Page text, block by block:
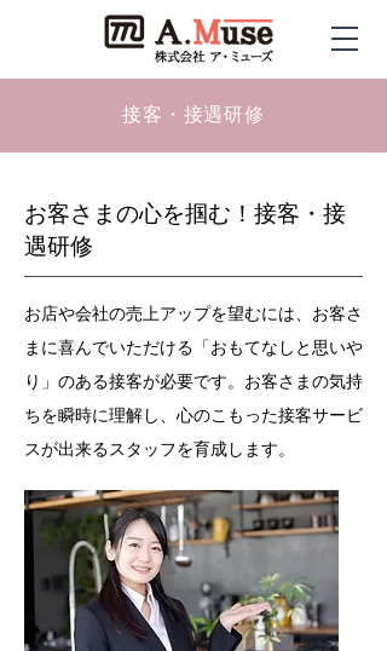
接客・接遇研修
お客さまの心を掴む！接客・接
遇研修
お店や会社の売上アップを望むには、お客さ
まに喜んでいただける「おもてなしと思いや
り」のある接客が必要です。お客さまの気持
ちを瞬時に理解し、心のこもった接客サービ
スが出来るスタッフを育成します。